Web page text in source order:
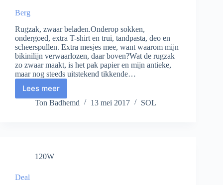
Berg
Rugzak, zwaar beladen.Onderop sokken,
ondergoed, extra T-shirt en trui, tandpasta, deo en
scheerspullen. Extra mesjes mee, want waarom mijn
bikinilijn verwaarlozen, daar boven?Wat de rugzak
zo zwaar maakt, is het pak papier en mijn antieke,
maar nog steeds uitstekend tikkende…
Lees meer
Berg
Ton Badhemd 13 mei 2017 SOL
120W
Deal